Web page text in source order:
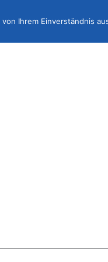
Ihrem Einverständnis